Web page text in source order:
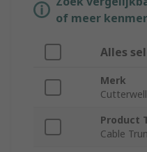
of meer
Alles
Merk
Product
Cable